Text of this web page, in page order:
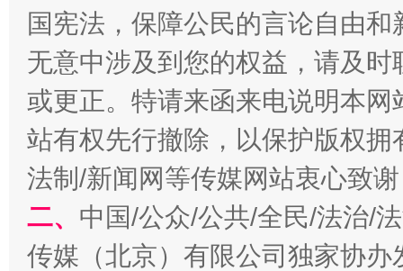
一批国家标准开始实施 从
国宪法，保障公民的言论自由
无意中涉及到您的权益，请及
或更正。特请来函来电说明本
站有权先行撤除，以保护版权
法制/新闻网等传媒网站衷心致
二、 中国/公众/公共/全民/法治/
传媒（北京）有限公司独家协